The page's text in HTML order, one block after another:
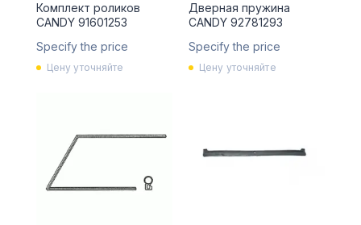
Комплект роликов
CANDY 91601253
Specify the price
Цену уточняйте
Дверная пружина
CANDY 92781293
Specify the price
Цену уточняйте